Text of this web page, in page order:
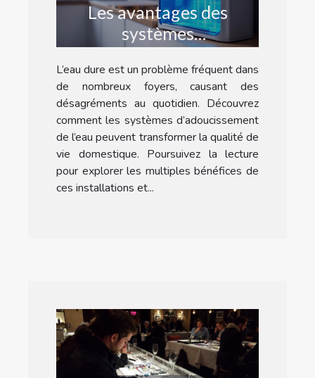
Les avantages des
systèmes
d'adoucissement de l'eau
pour la maison
L’eau dure est un problème fréquent dans
de nombreux foyers, causant des
désagréments au quotidien. Découvrez
comment les systèmes d’adoucissement
de l’eau peuvent transformer la qualité de
vie domestique. Poursuivez la lecture
pour explorer les multiples bénéfices de
ces installations et...